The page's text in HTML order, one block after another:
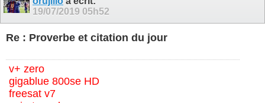
19/07/2019 05h52
Re : Proverbe et citation du jour
v+ zero
gigablue 800se HD
freesat v7